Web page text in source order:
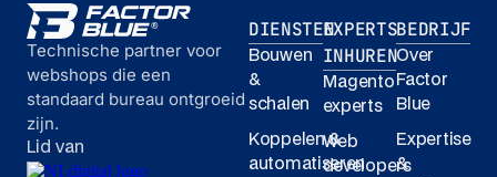
Technische partner voor
webshops die een
standaard bureau ontgroeid
zijn.
Lid van
DIENSTEN
Bouwen
&
schalen
Koppelen &
automatiseren
EXPERTS
INHUREN
Magento
experts
Web
developers
BEDRIJF
Over
Factor
Blue
Expertise
&